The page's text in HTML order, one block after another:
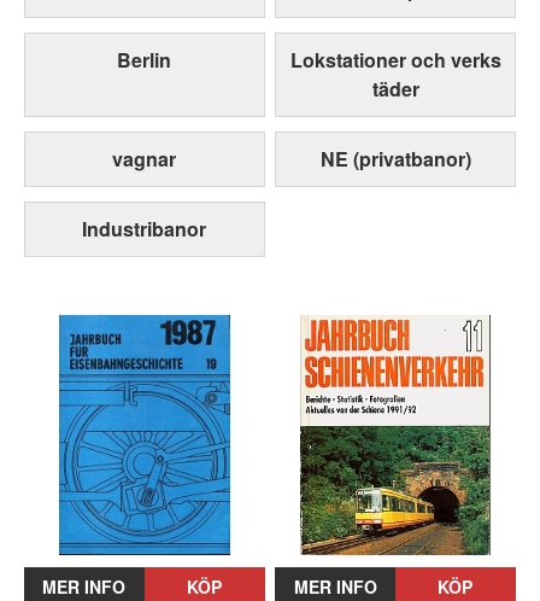
Berlin
Lokstationer och verks
täder
vagnar NE (privatbanor)
Industribanor
MER INFO KÖP MER INFO KÖP